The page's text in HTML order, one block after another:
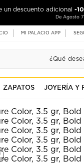
un descuento adicional -
De Agosto
MI PALACIO APP
ZAPATOS JOYERÍA Y